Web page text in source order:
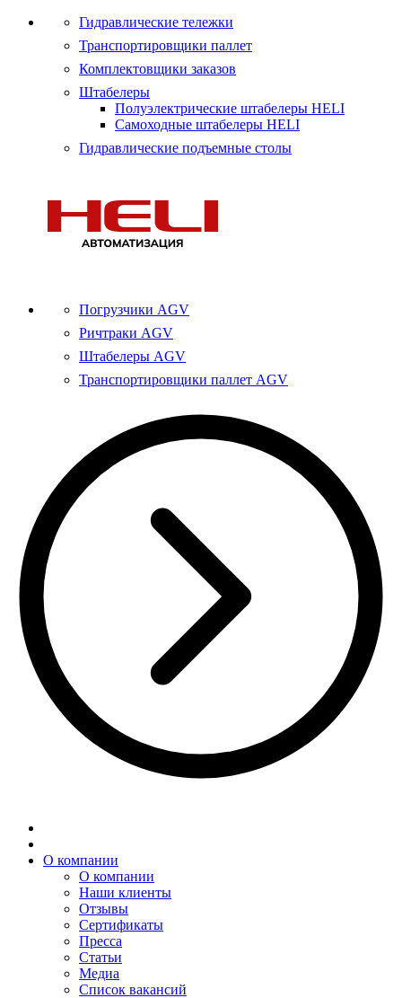
Гидравлические тележки
Транспортировщики паллет
Комплектовщики заказов
Штабелеры
Полуэлектрические штабелеры HELI
Самоходные штабелеры HELI
Гидравлические подъемные столы
Погрузчики AGV
Ричтраки AGV
Штабелеры AGV
Транспортировщики паллет AGV
О компании
О компании
Наши клиенты
Отзывы
Сертификаты
Пресса
Статьи
Медиа
Список вакансий